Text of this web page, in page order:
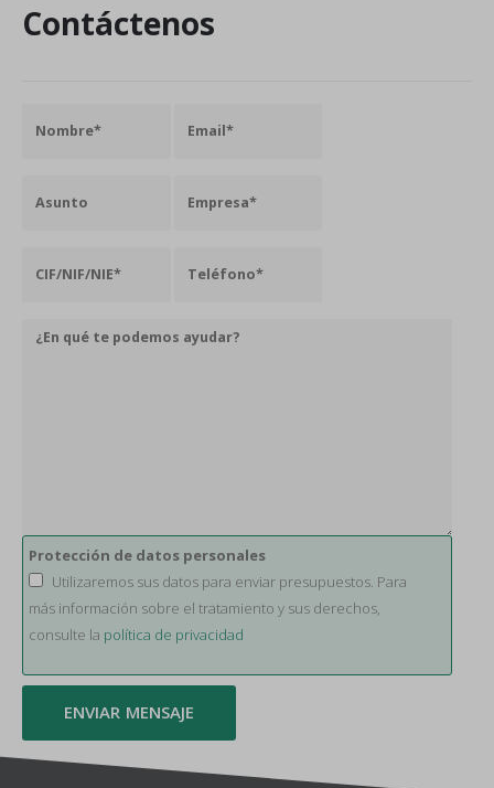
Contáctenos
Protección de datos personales
Utilizaremos sus datos para enviar presupuestos. Para
más información sobre el tratamiento y sus derechos,
consulte la política de privacidad